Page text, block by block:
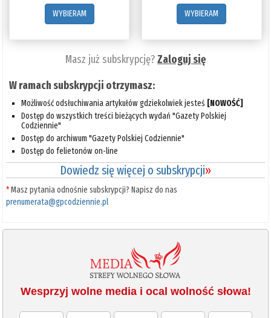
WYBIERAM
WYBIERAM
Masz już subskrypcję?Zaloguj się
W ramach subskrypcji otrzymasz:
Możliwość odsłuchiwania artykułów gdziekolwiek jesteś [NOWOŚĆ]
Dostęp do wszystkich treści bieżących wydań "Gazety Polskiej
Codziennie"
Dostęp do archiwum "Gazety Polskiej Codziennie"
Dostęp do felietonów on-line
Dowiedz się więcej o subskrypcji»
*Masz pytania odnośnie subskrypcji? Napisz do nas
prenumerata@gpcodziennie.pl
Wesprzyj wolne media i ocal wolność słowa!